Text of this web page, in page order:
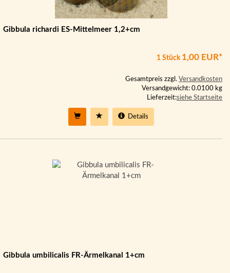
Gibbula richardi ES-Mittelmeer 1,2+cm
1 Stück 1,00 EUR*
Gesamtpreis zzgl. Versandkosten
Versandgewicht: 0.0100 kg
Lieferzeit:siehe Startseite
Details
Gibbula umbilicalis FR-Ärmelkanal 1+cm